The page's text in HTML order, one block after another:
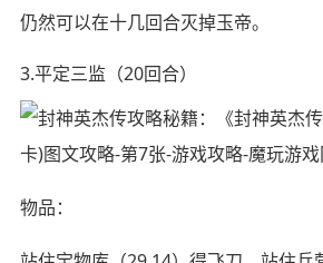
仍然可以在十几回合灭掉玉帝。
3.平定三监（20回合）
物品：